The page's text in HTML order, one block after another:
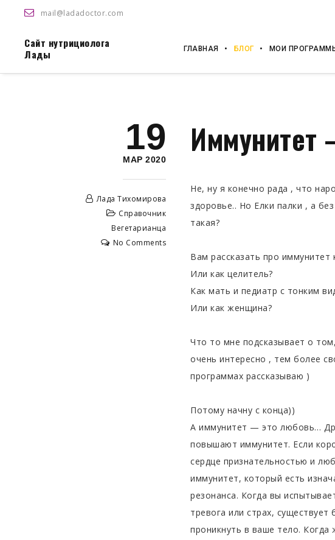
mail@ladadoctor.com
Сайт нутрициолога
Лады ГЛАВНАЯ БЛОГ МОИ
19
МАР 2020
Лада Тихомирова
Справочник
Вегетарианца
No Comments
Иммунитет
Не, ну я конечно рада , что
здоровье.. Но Елки палки , а
такая?
Вам рассказать про иммунитет
Или как целитель?
Как мать и педиатр с тонким
Или как женщина?
Что то мне подсказывает о
очень интересно , тем более
программах рассказываю )
Потому начну с конца))
А иммунитет — это любовь…
повышают иммунитет. Если
сердце признательностью и
иммунитет, который есть
резонанса. Когда вы
тревога или страх,
проникнуть в ваше тело.